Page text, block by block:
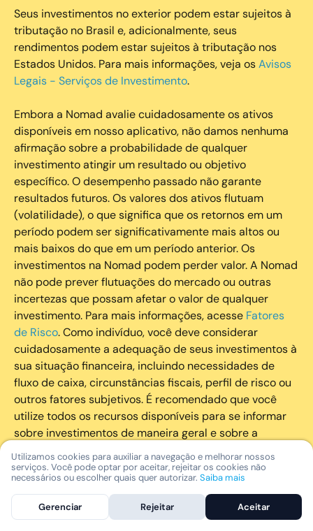
Seus investimentos no exterior podem estar sujeitos à
tributação no Brasil e, adicionalmente, seus
rendimentos podem estar sujeitos à tributação nos
Estados Unidos. Para mais informações, veja osAvisos
Legais - Serviços de Investimento.
Embora a Nomad avalie cuidadosamente os ativos
disponíveis em nosso aplicativo, não damos nenhuma
afirmação sobre a probabilidade de qualquer
investimento atingir um resultado ou objetivo
específico. O desempenho passado não garante
resultados futuros. Os valores dos ativos flutuam
(volatilidade), o que significa que os retornos em um
período podem ser significativamente mais altos ou
mais baixos do que em um período anterior. Os
investimentos na Nomad podem perder valor. A Nomad
não pode prever flutuações do mercado ou outras
incertezas que possam afetar o valor de qualquer
investimento. Para mais informações, acesse Fatores
de Risco. Como indivíduo, você deve considerar
cuidadosamente a adequação de seus investimentos à
sua situação financeira, incluindo necessidades de
fluxo de caixa, circunstâncias fiscais, perfil de risco ou
outros fatores subjetivos. É recomendado que você
utilize todos os recursos disponíveis para se informar
sobre investimentos de maneira geral e sobre a
composição geral de seu portfólio. Questões fiscais ou
legais relativas aos investimentos realizados através da
Nomad devem ser obtidas pelos próprios clientes. A
Nomad e suas afiliadas não fornecem nenhum tipo de
aconselhamento legal ou fiscal.
Utilizamos cookies para auxiliar a navegação e melhorar nossos
serviços. Você pode optar por aceitar, rejeitar os cookies não
necessários ou escolher quais quer autorizar. Saiba mais
Gerenciar Rejeitar Aceitar